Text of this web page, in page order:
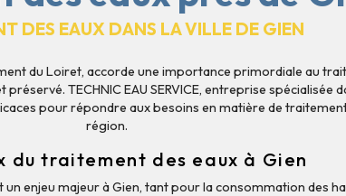
DES EAUX DANS LA VILLE DE GIEN
du Loiret, accorde une importance primordiale au
TECHNIC EAU SERVICE, entreprise spécialisée
pour répondre aux besoins en matière de
région.
du traitement des eaux à Gien
un enjeu majeur à Gien, tant pour la consommation des